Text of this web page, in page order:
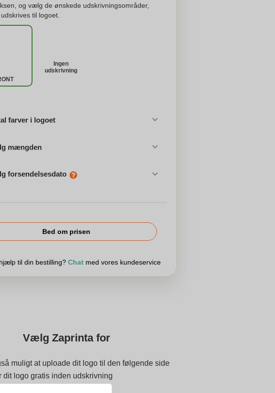
og vælg de ønskede udskrivningsområder,
til logoet.
Ingen
udskrivning
farver i logoet
mængden
forsendelsesdato
Bed om prisen
til din bestilling? Chatmed vores kundeservice
Vælg Zaprinta for
muligt at uploade dit logo til den følgende side
dit logo gratis inden udskrivning